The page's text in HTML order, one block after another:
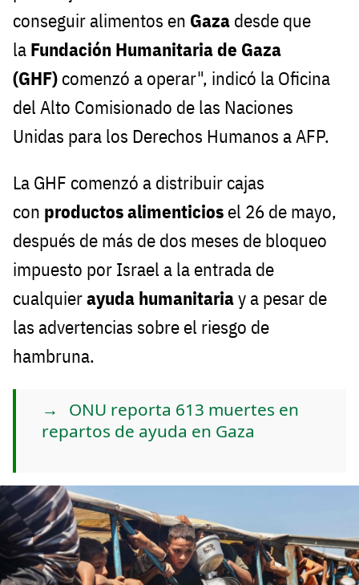
conseguir alimentos en Gaza desde que
la Fundación Humanitaria de Gaza
(GHF) comenzó a operar", indicó la Oficina
del Alto Comisionado de las Naciones
Unidas para los Derechos Humanos a AFP.
La GHF comenzó a distribuir cajas
con productos alimenticios el 26 de mayo,
después de más de dos meses de bloqueo
impuesto por Israel a la entrada de
cualquierayuda humanitariay a pesar de
las advertencias sobre el riesgo de
hambruna.
ONU reporta 613 muertes en
repartos de ayuda en Gaza